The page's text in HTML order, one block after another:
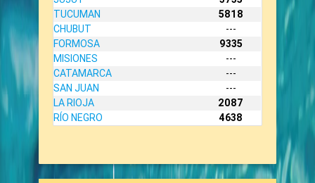
TUCUMAN
5818
CHUBUT
---
FORMOSA
9335
MISIONES
---
CATAMARCA
---
SAN JUAN
---
LA RIOJA
2087
RÍO NEGRO
4638